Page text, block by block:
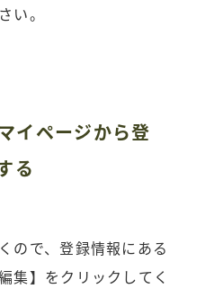
い。
イページから登
る
ので、登録情報にある
集】をクリックしてく